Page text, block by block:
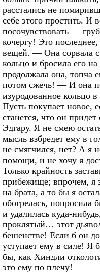
расстались не
себе этого простить. И
посочувствовать —
кочергу! Это
вещей. — Она сорвала с
кольцо и бросила его
продолжала она, топча
потом сжечь! — И она
изуродованное кольцо
Пусть покупает новое,
станется, что он
Эдгару. Я не смею
мысль взбредет ему в
не смягчился, нет? А я
помощи, и не хочу я
Только крайность
прибежище; впрочем, я
на брата, а то бы я
обогрелась, попросила
и удалилась куда-
проклятый… этот
бешенстве! Если б он
уступает ему в силе! Я
бы, как Хиндли
это ему по плечу!